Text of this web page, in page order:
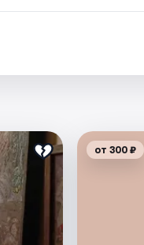
от 300 ₽